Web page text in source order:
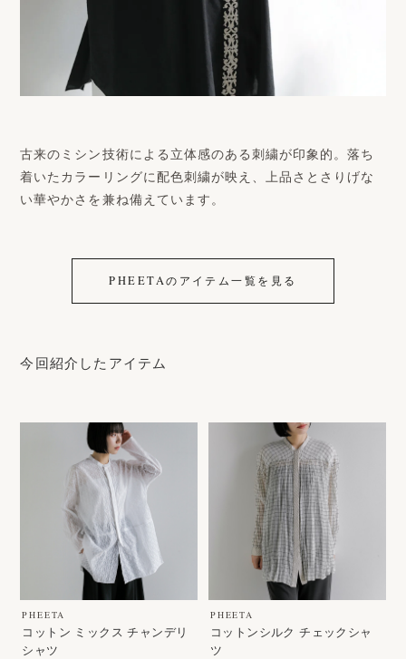
古来のミシン技術による立体感のある刺繍が印象的。落ち
着いたカラーリングに配色刺繍が映え、上品さとさりげな
い華やかさを兼ね備えています。
PHEETAのアイテム一覧を見る
今回紹介したアイテム
PHEETA
コットン ミックス チャンデリ
シャツ
PHEETA
コットンシルク チェックシャ
ツ